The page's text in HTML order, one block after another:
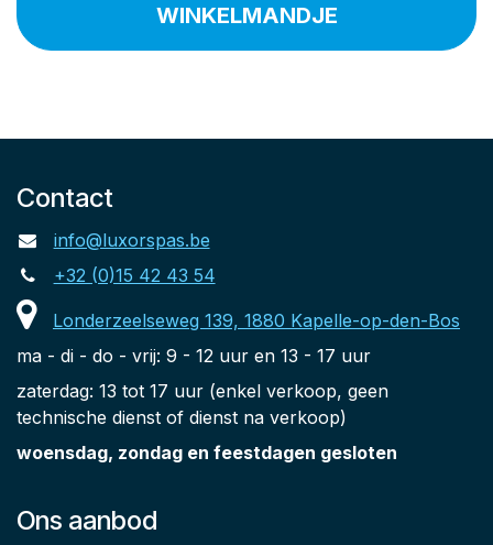
WINKELMANDJE
Contact
info@luxorspas.be
+32 (0)15 42 43 54
Londerzeelseweg 139, 1880 Kapelle-op-den-Bos
ma - di - do - vrij: 9 - 12 uur en 13 - 17 uur
zaterdag: 13 tot 17 uur (enkel verkoop, geen
technische dienst of dienst na verkoop)
woensdag, zondag en feestdagen gesloten
Ons aanbod